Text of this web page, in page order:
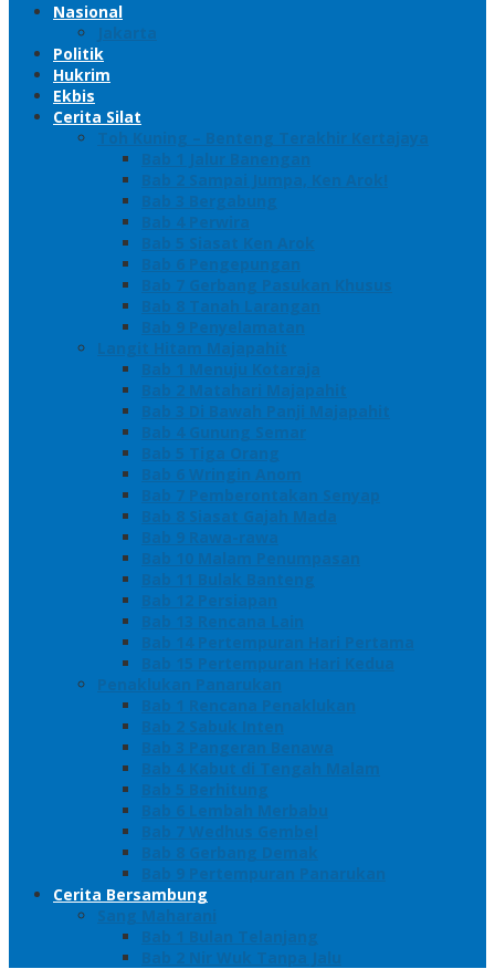
Nasional
Jakarta
Politik
Hukrim
Ekbis
Cerita Silat
Toh Kuning – Benteng Terakhir Kertajaya
Bab 1 Jalur Banengan
Bab 2 Sampai Jumpa, Ken Arok!
Bab 3 Bergabung
Bab 4 Perwira
Bab 5 Siasat Ken Arok
Bab 6 Pengepungan
Bab 7 Gerbang Pasukan Khusus
Bab 8 Tanah Larangan
Bab 9 Penyelamatan
Langit Hitam Majapahit
Bab 1 Menuju Kotaraja
Bab 2 Matahari Majapahit
Bab 3 Di Bawah Panji Majapahit
Bab 4 Gunung Semar
Bab 5 Tiga Orang
Bab 6 Wringin Anom
Bab 7 Pemberontakan Senyap
Bab 8 Siasat Gajah Mada
Bab 9 Rawa-rawa
Bab 10 Malam Penumpasan
Bab 11 Bulak Banteng
Bab 12 Persiapan
Bab 13 Rencana Lain
Bab 14 Pertempuran Hari Pertama
Bab 15 Pertempuran Hari Kedua
Penaklukan Panarukan
Bab 1 Rencana Penaklukan
Bab 2 Sabuk Inten
Bab 3 Pangeran Benawa
Bab 4 Kabut di Tengah Malam
Bab 5 Berhitung
Bab 6 Lembah Merbabu
Bab 7 Wedhus Gembel
Bab 8 Gerbang Demak
Bab 9 Pertempuran Panarukan
Cerita Bersambung
Sang Maharani
Bab 1 Bulan Telanjang
Bab 2 Nir Wuk Tanpa Jalu